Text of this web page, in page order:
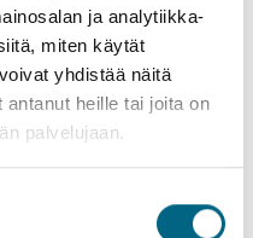
ja analytiikka-
miten käytät
yhdistää näitä
heille tai joita on
palvelujaan.
& Ring of
(A,P)
jonka jälkeen
179 km pitkä ja se
eikä suotta